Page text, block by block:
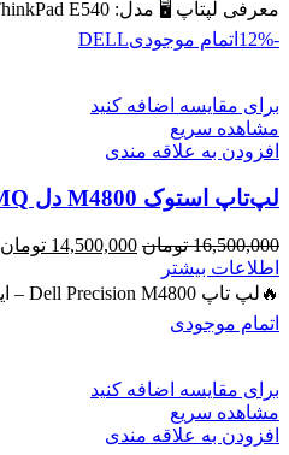
22,000,000 تومان
بود.
معرفی لپتاپ 🖥️ مدل: Lenovo ThinkPad E540 🧠 پردازنده: Intel Core i7‑4702MQ – نسل ۴ 💾 رم: 8 GB (قابل ارتقا
-12%
اتمام موجودیDELL
برای مقایسه اضافه کنید
مشاهده سریع
افزودن به علاقه مندی
لپ‌تاپ استوک M4800 دل Core i7-4810MQ با SSD و گرافیک NVIDIA Quadro 2GB
16,500,000 تومان قیمت
16,500,000 تومان
14,500,000 تومان
اطلاعات بیشتر
🔥لپ تاپ Dell Precision M4800 – ایستگاه کاری قدرتمند برای حرفه‌ای‌ها 🔖 کد محصول: #40743 💻 لپ‌تاپ حرفه‌ای با پردازنده
اتمام موجودی
برای مقایسه اضافه کنید
مشاهده سریع
افزودن به علاقه مندی